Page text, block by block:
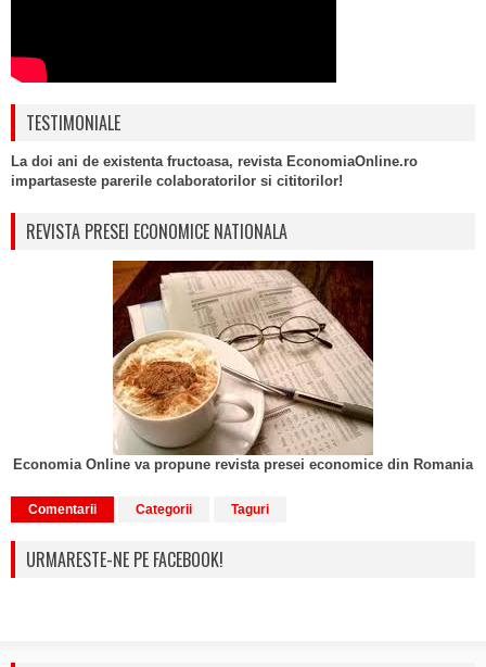
TESTIMONIALE
La doi ani de existenta fructoasa, revista EconomiaOnline.ro
impartaseste parerile colaboratorilor si cititorilor!
REVISTA PRESEI ECONOMICE NATIONALA
Economia Online va propune revista presei economice din Romania
Comentarii Categorii Taguri
URMARESTE-NE PE FACEBOOK!